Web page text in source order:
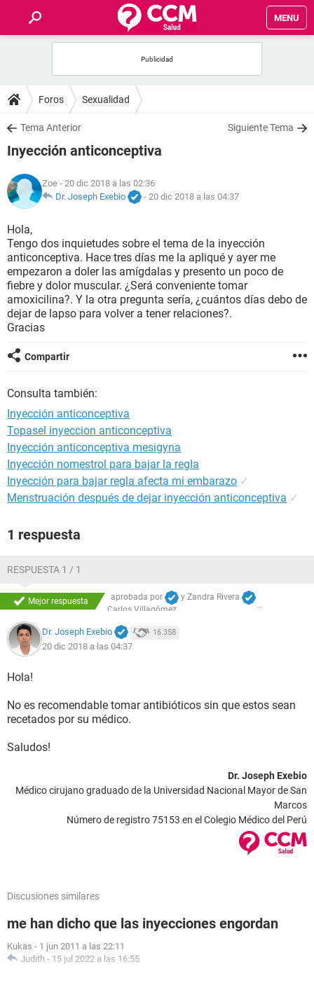
MENU
FOROS
SALUD
FAMILIA
NUTRICIÓN
BIENESTAR
SEXUALIDAD
GLOSARIO
Foros Sexualidad
Tema Anterior Siguiente Tema
Inyección anticonceptiva
Zoe - 20 dic 2018 a las 02:36
Dr. Joseph Exebio
- 20 dic 2018 a las 04:37
Hola,
Tengo dos inquietudes sobre el tema de la inyección
anticonceptiva. Hace tres días me la apliqué y ayer me
empezaron a doler las amígdalas y presento un poco de
fiebre y dolor muscular. ¿Será conveniente tomar
amoxicilina?. Y la otra pregunta sería, ¿cuántos días debo de
dejar de lapso para volver a tener relaciones?.
Gracias
Compartir
Consulta también:
Inyección anticonceptiva
Topasel inyeccion anticonceptiva
Inyección anticonceptiva mesigyna
Inyección nomestrol para bajar la regla
Inyección para bajar regla afecta mi embarazo ✓
Menstruación después de dejar inyección anticonceptiva ✓
1 respuesta
RESPUESTA 1 / 1
Mejor respuesta
aprobada por
Carlos Villagómez
y Zandra Rivera
Dr. Joseph Exebio 16.358
20 dic 2018 a las 04:37
Hola!
No es recomendable tomar antibióticos sin que estos sean
recetados por su médico.
Saludos!
Dr. Joseph Exebio
Médico cirujano graduado de la Universidad Nacional Mayor de San
Marcos
Número de registro 75153 en el Colegio Médico del Perú
Discusiones similares
me han dicho que las inyecciones engordan
Kukas - 1 jun 2011 a las 22:11
Judith - 15 jul 2022 a las 16:55